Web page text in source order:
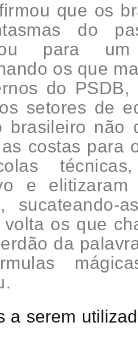
que os
do
para
os que
do
setores de
brasileiro não
costas para
e
os que
da
a serem